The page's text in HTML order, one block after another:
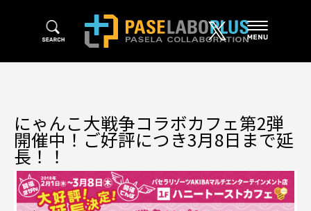
にゃんこ大戦争コラボカフェ第2弾
開催中！ご好評につき3月8日まで延
長！！